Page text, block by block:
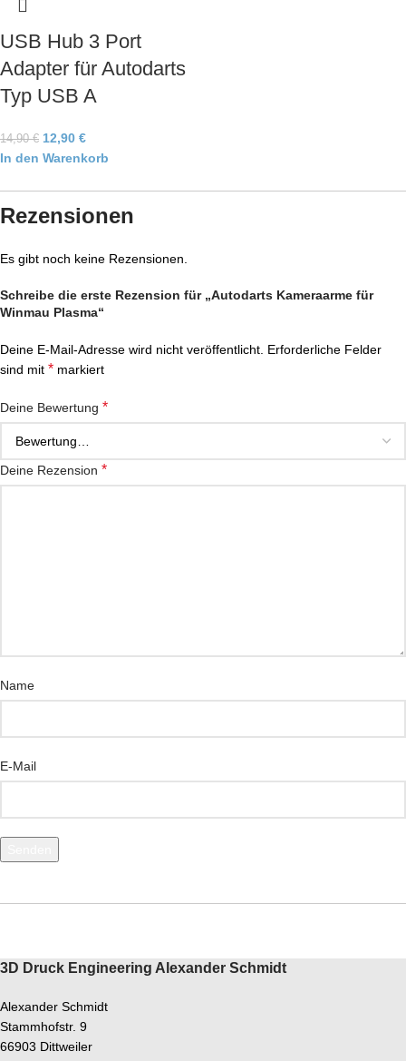
USB Hub 3 Port
Adapter für Autodarts
Typ USB A
14,90€ 12,90 €
In den Warenkorb
Rezensionen
Es gibt noch keine Rezensionen.
Schreibe die erste Rezension für „Autodarts Kameraarme für
Winmau Plasma“
Deine E-Mail-Adresse wird nicht veröffentlicht. Erforderliche Felder
sind mit * markiert
Deine Bewertung *
Deine Rezension *
Name
E-Mail
3D Druck Engineering Alexander Schmidt
Alexander Schmidt
Stammhofstr. 9
66903 Dittweiler